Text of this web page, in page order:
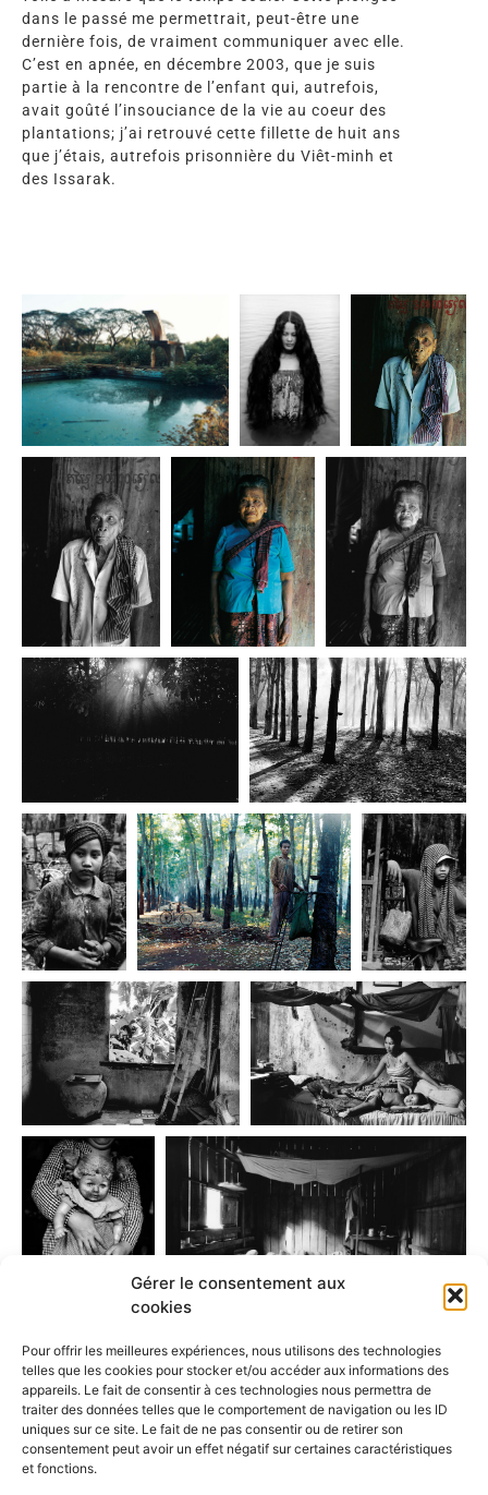
Gérer le consentement aux
cookies
Pour offrir les meilleures expériences, nous utilisons des technologies
telles que les cookies pour stocker et/ou accéder aux informations des
appareils. Le fait de consentir à ces technologies nous permettra de
traiter des données telles que le comportement de navigation ou les ID
uniques sur ce site. Le fait de ne pas consentir ou de retirer son
consentement peut avoir un effet négatif sur certaines caractéristiques
et fonctions.
dans le passé me permettrait, peut-être une
dernière fois, de vraiment communiquer avec elle.
C’est en apnée, en décembre 2003, que je suis
partie à la rencontre de l’enfant qui, autrefois,
avait goûté l’insouciance de la vie au coeur des
plantations; j’ai retrouvé cette fillette de huit ans
que j’étais, autrefois prisonnière du Viêt-minh et
des Issarak.
SÉRIE PRÉCÉDENTE
LES NONNES
SÉRIE SUIVANTE